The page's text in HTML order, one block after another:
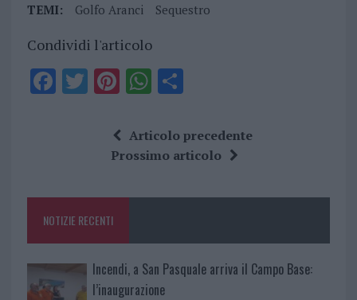
TEMI: Golfo Aranci Sequestro
Condividi l'articolo
F
o
k
T Pi
te
re
W
at
s
p
S
a
re
Articolo precedente
Prossimo articolo
NOTIZIE RECENTI
Incendi, a San Pasquale arriva il Campo Base:
l’inaugurazione